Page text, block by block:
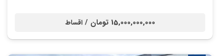
15,000,000,000 تومان / اقساط